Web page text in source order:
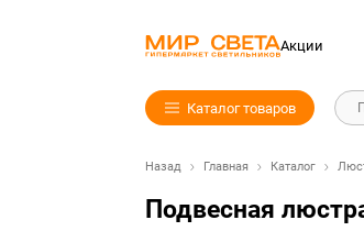
Акции
Каталог товаров
Назад Главная Каталог
Подвесная